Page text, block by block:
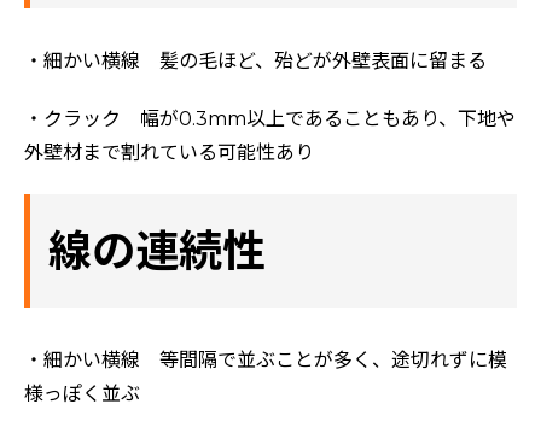
・細かい横線 髪の毛ほど、殆どが外壁表面に留まる
・クラック 幅が0.3mm以上であることもあり、下地や
外壁材まで割れている可能性あり
線の連続性
・細かい横線 等間隔で並ぶことが多く、途切れずに模
様っぽく並ぶ